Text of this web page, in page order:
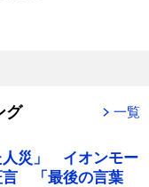
グ 一覧
人災」 イオンモー
言 「最後の言葉